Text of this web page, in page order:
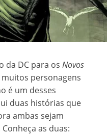
da DC para os Novos
personagens
é um desses
duas histórias que
ambas sejam
as duas: